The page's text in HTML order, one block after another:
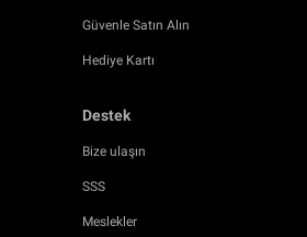
Güvenle Satın Alın
Hediye Kartı
Destek
Bize ulaşın
SSS
Meslekler